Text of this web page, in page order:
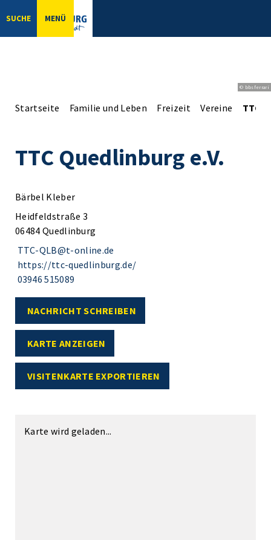
SUCHE MENÜ
© bbsferrari
Startseite Familie und Leben Freizeit Vereine TTC
TTC Quedlinburg e.V.
Bärbel Kleber
Heidfeldstraße 3
06484 Quedlinburg
TTC-QLB@t-online.de
https://ttc-quedlinburg.de/
03946 515089
NACHRICHT SCHREIBEN
KARTE ANZEIGEN
VISITENKARTE EXPORTIEREN
Karte wird geladen...